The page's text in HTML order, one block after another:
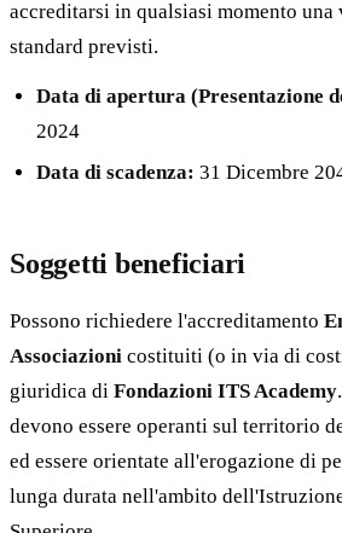
accreditarsi in qualsiasi momento
standard previsti.
Data di apertura (Presentazione
2024
Data di scadenza: 31 Dicembre
Soggetti beneficiari
Possono richiedere l'accreditamento
Associazioni costituiti (o in via di
giuridica di Fondazioni ITS Academy
devono essere operanti sul territorio
ed essere orientate all'erogazione di
lunga durata nell'ambito